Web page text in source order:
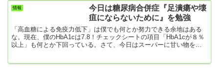
レッドです。 心の悲鳴をそっと吐露し明日を何とか生きましょう。
認知症の家族と良好な関係を保てている人には抵抗のある内容もあ
情報
今日は糖尿病合併症『足潰瘍や壊
疽にならないために』を勉強
「高血糖による免疫力低下」は僕でも何とか努力できる余地はある
な。現在、僕のHbA1cは7.8！チェックシートの項目「HbA1cが８％
以上」も何とか下回っている。さて、今日はスーパーに甘い物を買